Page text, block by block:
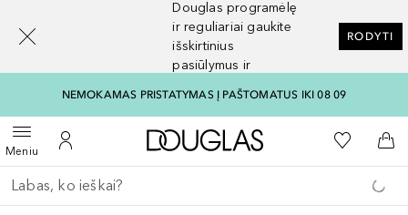
Douglas programėlę
ir reguliariai gaukite
išskirtinius
pasiūlymus ir
RODYTI
NEMOKAMAS PRISTATYMAS Į PAŠTOMATUS IKI 08 09
MeniuAtidaryti meniuĮ mano paskyrą
Į Douglas pagrindinį
Į mano
Į
Grįžk atgal
Vykdykite paiešką
[navigation.slideout.screenreader]